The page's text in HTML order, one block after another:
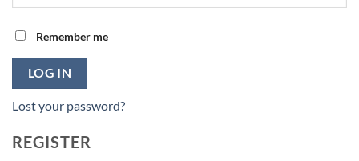
Remember me
LOG IN
Lost your password?
REGISTER